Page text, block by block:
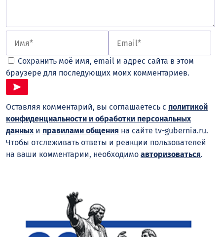
Сохранить моё имя, email и адрес сайта в этом
браузере для последующих моих комментариев.
Оставляя комментарий, вы соглашаетесь с политикой
конфиденциальности и обработки персональных
данныхи правилами общения на сайте tv-gubernia.ru.
Чтобы отслеживать ответы и реакции пользователей
на ваши комментарии, необходимо авторизоваться.